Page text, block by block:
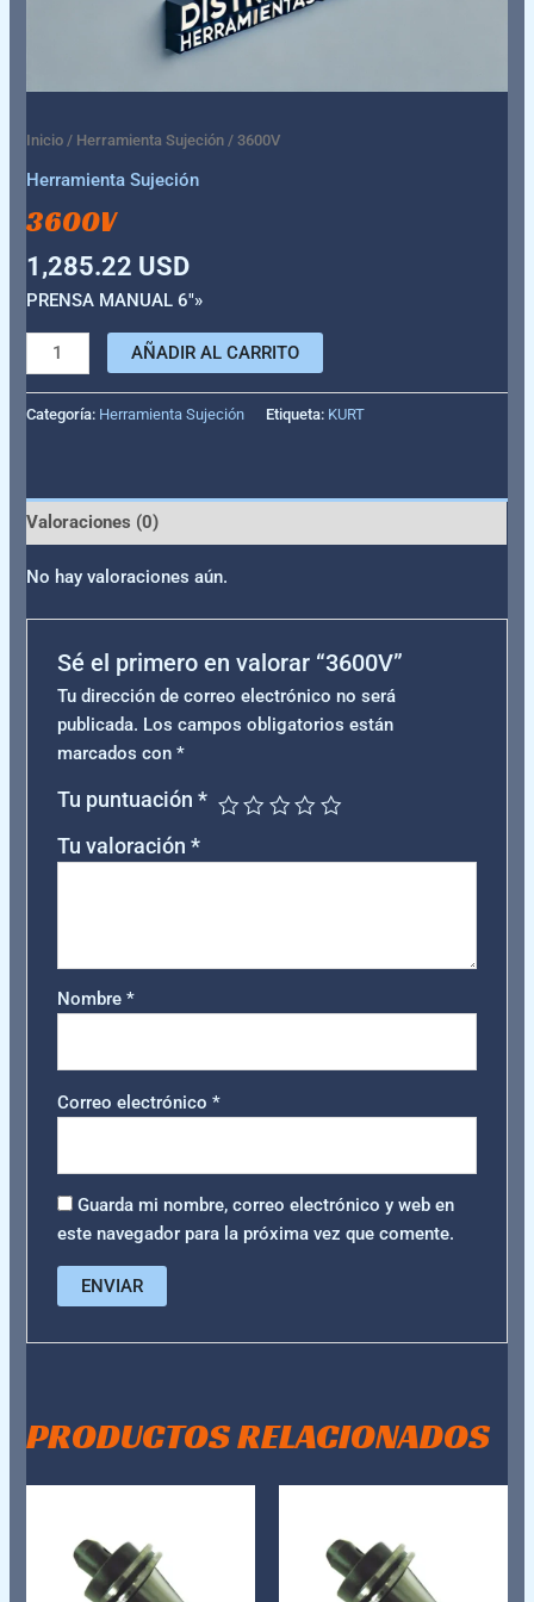
Inicio / Herramienta Sujeción / 3600V
Herramienta Sujeción
3600V
1,285.22 USD
PRENSA MANUAL 6″»
AÑADIR AL CARRITO
Categoría: Herramienta Sujeción Etiqueta: KURT
Valoraciones (0)
No hay valoraciones aún.
Sé el primero en valorar “3600V”
Tu dirección de correo electrónico no será
publicada. Los campos obligatorios están
marcados con *
Tu puntuación *
Tu valoración *
Nombre *
Correo electrónico *
Guarda mi nombre, correo electrónico y web en
este navegador para la próxima vez que comente.
PRODUCTOS RELACIONADOS